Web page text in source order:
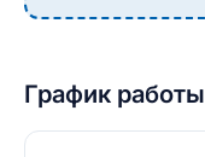
График работы